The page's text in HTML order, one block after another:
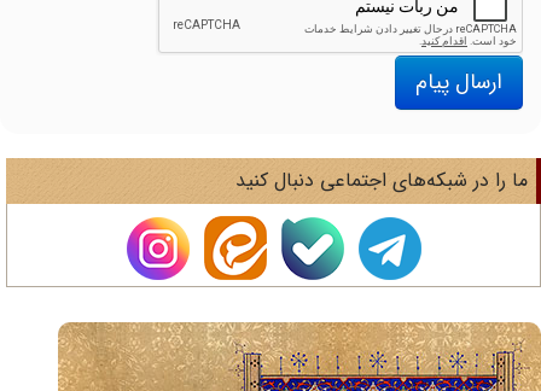
ارسال پیام
را در شبکه‌های اجتماعی دنبال کنید